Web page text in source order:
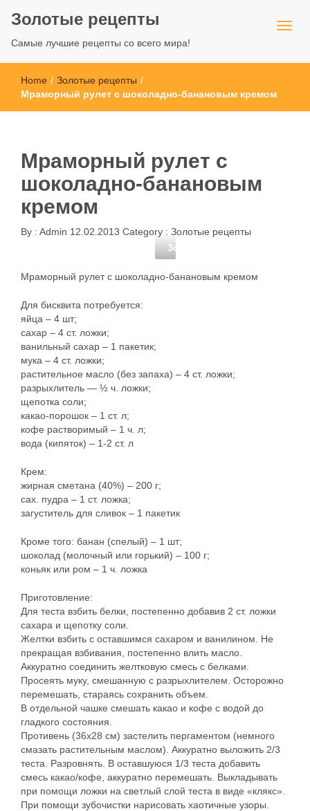
Золотые рецепты
Самые лучшие рецепты со всего мира!
Home / Золотые рецепты /
Мраморный рулет с шоколадно-банановым кремом
Мраморный рулет с
шоколадно-банановым
кремом
By : Admin 12.02.2013 Category : Золотые рецепты
Золотые рецепты
Мраморный рулет с шоколадно-банановым кремом
Для бисквита потребуется:
яйца – 4 шт;
сахар – 4 ст. ложки;
ванильный сахар – 1 пакетик;
мука – 4 ст. ложки;
растительное масло (без запаха) – 4 ст. ложки;
разрыхлитель — ½ ч. ложки;
щепотка соли;
какао-порошок – 1 ст. л;
кофе растворимый – 1 ч. л;
вода (кипяток) – 1-2 ст. л
Крем:
жирная сметана (40%) – 200 г;
сах. пудра – 1 ст. ложка;
загуститель для сливок – 1 пакетик
Кроме того: банан (спелый) – 1 шт;
шоколад (молочный или горький) – 100 г;
коньяк или ром – 1 ч. ложка
Приготовление:
Для теста взбить белки, постепенно добавив 2 ст. ложки
сахара и щепотку соли.
Желтки взбить с оставшимся сахаром и ванилином. Не
прекращая взбивания, постепенно влить масло.
Аккуратно соединить желтковую смесь с белками.
Просеять муку, смешанную с разрыхлителем. Осторожно
перемешать, стараясь сохранить объем.
В отдельной чашке смешать какао и кофе с водой до
гладкого состояния.
Противень (36х28 см) застелить пергаментом (немного
смазать растительным маслом). Аккуратно выложить 2/3
теста. Разровнять. В оставшуюся 1/3 теста добавить
смесь какао/кофе, аккуратно перемешать. Выкладывать
при помощи ложки на светлый слой теста в виде «клякс».
При помощи зубочистки нарисовать хаотичные узоры.